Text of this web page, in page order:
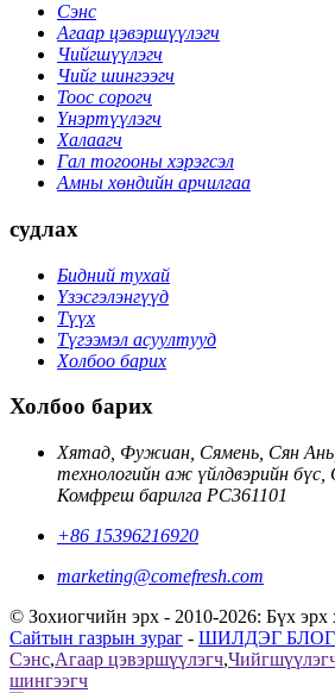
Сэнс
Агаар цэвэршүүлэгч
Чийгшүүлэгч
Чийг шингээгч
Тоос сорогч
Үнэртүүлэгч
Халаагч
Гал тогооны хэрэгсэл
Амны хөндийн арчилгаа
судлах
Бидний тухай
Үзэсгэлэнгүүд
Түүх
Түгээмэл асуултууд
Холбоо барих
Холбоо барих
Хятад, Фужиан, Сямень, Сян
технологийн аж үйлдвэрийн
Комфреш барилга PC361101
+86 15396216920
marketing@comefresh.com
© Зохиогчийн эрх - 2010-2026: Бүх эрх
Сайтын газрын зураг - ШИЛДЭГ БЛОГ
Сэнс,Агаар цэвэршүүлэгч,
шингээгч